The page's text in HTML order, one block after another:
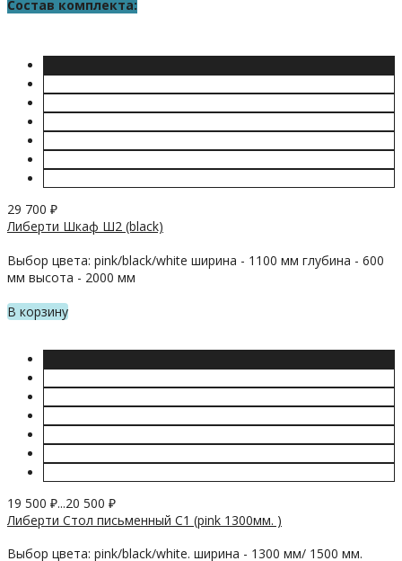
Состав комплекта:
29 700 ₽
Либерти Шкаф Ш2 (black)
Выбор цвета: pink/black/white ширина - 1100 мм глубина - 600
мм высота - 2000 мм
В корзину
19 500 ₽...20 500 ₽
Либерти Стол письменный С1 (pink 1300мм. )
Выбор цвета: pink/black/white. ширина - 1300 мм/ 1500 мм.